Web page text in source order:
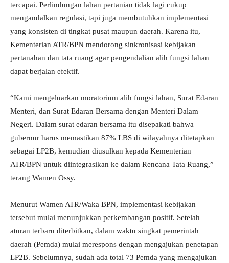
tercapai. Perlindungan lahan pertanian tidak lagi cukup
mengandalkan regulasi, tapi juga membutuhkan implementasi
yang konsisten di tingkat pusat maupun daerah. Karena itu,
Kementerian ATR/BPN mendorong sinkronisasi kebijakan
pertanahan dan tata ruang agar pengendalian alih fungsi lahan
dapat berjalan efektif.
“Kami mengeluarkan moratorium alih fungsi lahan, Surat Edaran
Menteri, dan Surat Edaran Bersama dengan Menteri Dalam
Negeri. Dalam surat edaran bersama itu disepakati bahwa
gubernur harus memastikan 87% LBS di wilayahnya ditetapkan
sebagai LP2B, kemudian diusulkan kepada Kementerian
ATR/BPN untuk diintegrasikan ke dalam Rencana Tata Ruang,”
terang Wamen Ossy.
Menurut Wamen ATR/Waka BPN, implementasi kebijakan
tersebut mulai menunjukkan perkembangan positif. Setelah
aturan terbaru diterbitkan, dalam waktu singkat pemerintah
daerah (Pemda) mulai merespons dengan mengajukan penetapan
LP2B. Sebelumnya, sudah ada total 73 Pemda yang mengajukan